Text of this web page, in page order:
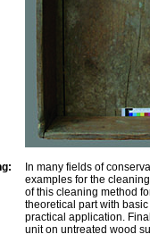
In many fields of
examples for the
of this cleaning method
theoretical part with
practical application.
unit on untreated wood